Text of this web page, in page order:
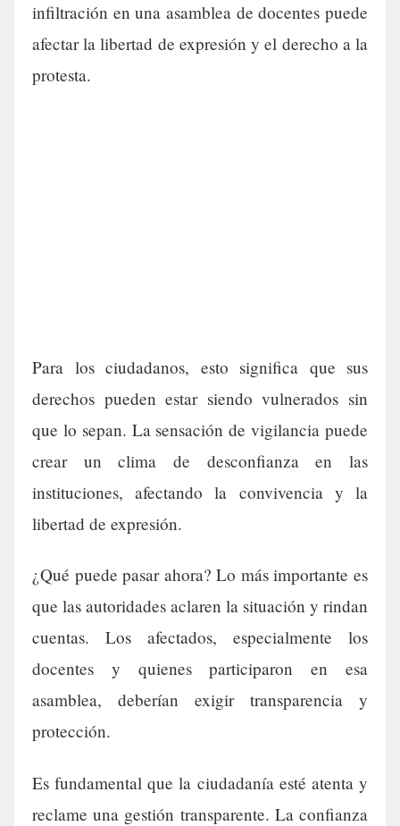
infiltración en una asamblea de docentes puede
afectar la libertad de expresión y el derecho a la
protesta.
Para los ciudadanos, esto significa que sus
derechos pueden estar siendo vulnerados sin
que lo sepan. La sensación de vigilancia puede
crear un clima de desconfianza en las
instituciones, afectando la convivencia y la
libertad de expresión.
¿Qué puede pasar ahora? Lo más importante es
que las autoridades aclaren la situación y rindan
cuentas. Los afectados, especialmente los
docentes y quienes participaron en esa
asamblea, deberían exigir transparencia y
protección.
Es fundamental que la ciudadanía esté atenta y
reclame una gestión transparente. La confianza